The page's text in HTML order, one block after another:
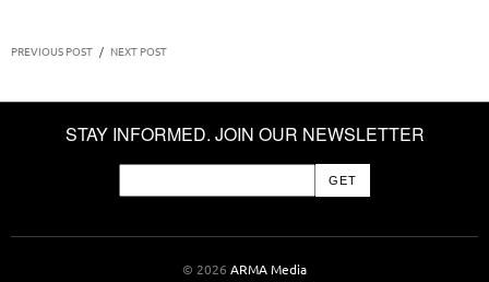
PREVIOUS POST / NEXT POST
STAY INFORMED. JOIN OUR NEWSLETTER
© 2026 ARMA Media